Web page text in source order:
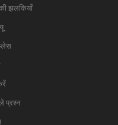
झलकियाँ
प्रश्न